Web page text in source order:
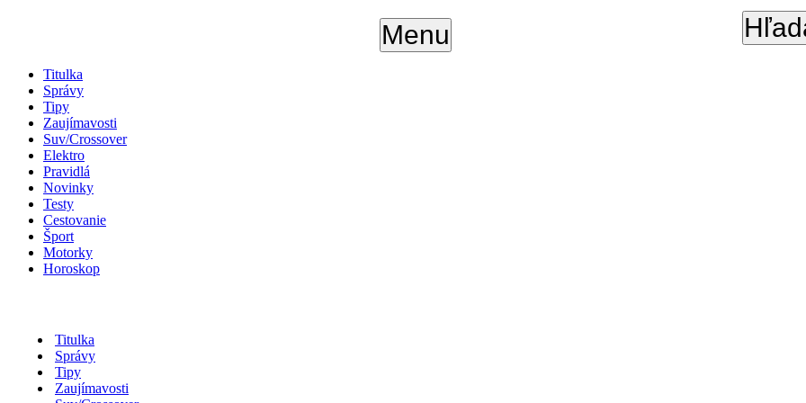
Menu
Titulka
Správy
Tipy
Zaujímavosti
Suv/Crossover
Elektro
Pravidlá
Novinky
Testy
Cestovanie
Šport
Motorky
Horoskop
Titulka
Správy
Tipy
Zaujímavosti